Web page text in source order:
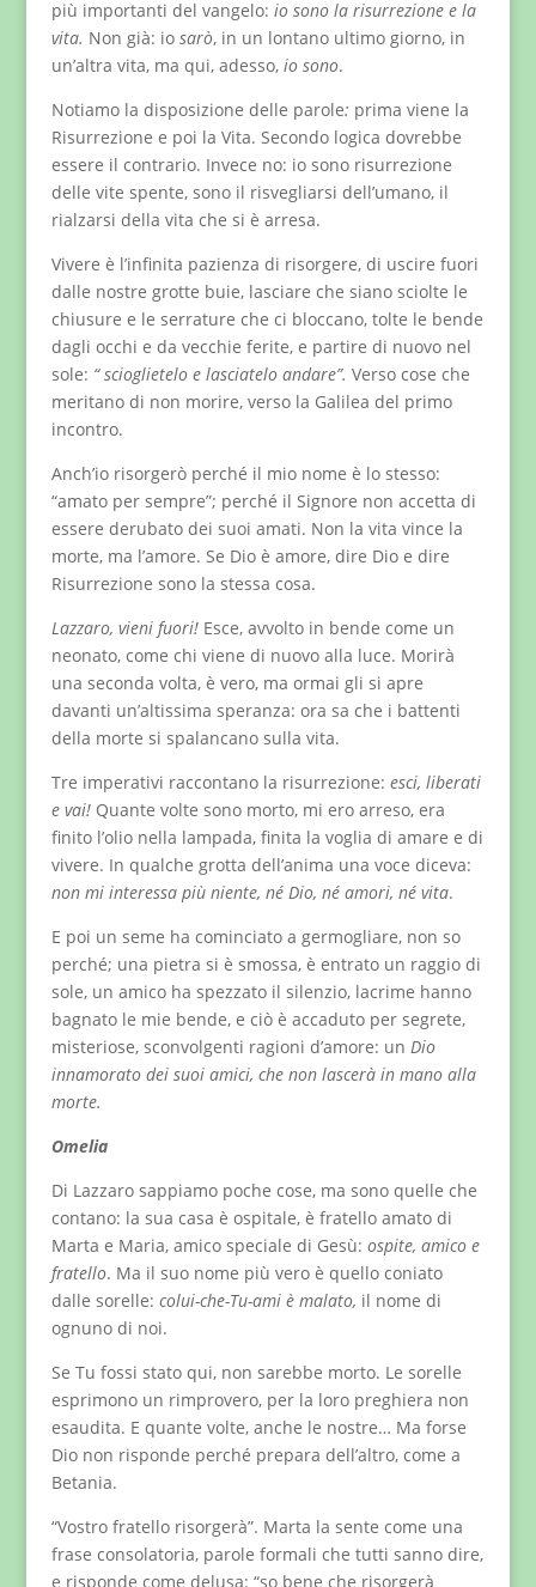
più importanti del vangelo: io sono la risurrezione e la
vita. Non già: io sarò, in un lontano ultimo giorno, in
un’altra vita, ma qui, adesso, io sono.
Notiamo la disposizione delle parole: prima viene la
Risurrezione e poi la Vita. Secondo logica dovrebbe
essere il contrario. Invece no: io sono risurrezione
delle vite spente, sono il risvegliarsi dell’umano, il
rialzarsi della vita che si è arresa.
Vivere è l’infinita pazienza di risorgere, di uscire fuori
dalle nostre grotte buie, lasciare che siano sciolte le
chiusure e le serrature che ci bloccano, tolte le bende
dagli occhi e da vecchie ferite, e partire di nuovo nel
sole: “ scioglietelo e lasciatelo andare”. Verso cose che
meritano di non morire, verso la Galilea del primo
incontro.
Anch’io risorgerò perché il mio nome è lo stesso:
“amato per sempre”; perché il Signore non accetta di
essere derubato dei suoi amati. Non la vita vince la
morte, ma l’amore. Se Dio è amore, dire Dio e dire
Risurrezione sono la stessa cosa.
Lazzaro, vieni fuori!Esce, avvolto in bende come un
neonato, come chi viene di nuovo alla luce. Morirà
una seconda volta, è vero, ma ormai gli si apre
davanti un’altissima speranza: ora sa che i battenti
della morte si spalancano sulla vita.
Tre imperativi raccontano la risurrezione: esci, liberati
e vai!Quante volte sono morto, mi ero arreso, era
finito l’olio nella lampada, finita la voglia di amare e di
vivere. In qualche grotta dell’anima una voce diceva:
non mi interessa più niente, né Dio, né amori, né vita.
E poi un seme ha cominciato a germogliare, non so
perché; una pietra si è smossa, è entrato un raggio di
sole, un amico ha spezzato il silenzio, lacrime hanno
bagnato le mie bende, e ciò è accaduto per segrete,
misteriose, sconvolgenti ragioni d’amore: un Dio
innamorato dei suoi amici, che non lascerà in mano alla
morte.
Omelia
Di Lazzaro sappiamo poche cose, ma sono quelle che
contano: la sua casa è ospitale, è fratello amato di
Marta e Maria, amico speciale di Gesù: ospite, amico e
fratello. Ma il suo nome più vero è quello coniato
dalle sorelle: colui-che-Tu-ami è malato, il nome di
ognuno di noi.
Se Tu fossi stato qui, non sarebbe morto. Le sorelle
esprimono un rimprovero, per la loro preghiera non
esaudita. E quante volte, anche le nostre… Ma forse
Dio non risponde perché prepara dell’altro, come a
Betania.
“Vostro fratello risorgerà”. Marta la sente come una
frase consolatoria, parole formali che tutti sanno dire,
e risponde come delusa: “so bene che risorgerà